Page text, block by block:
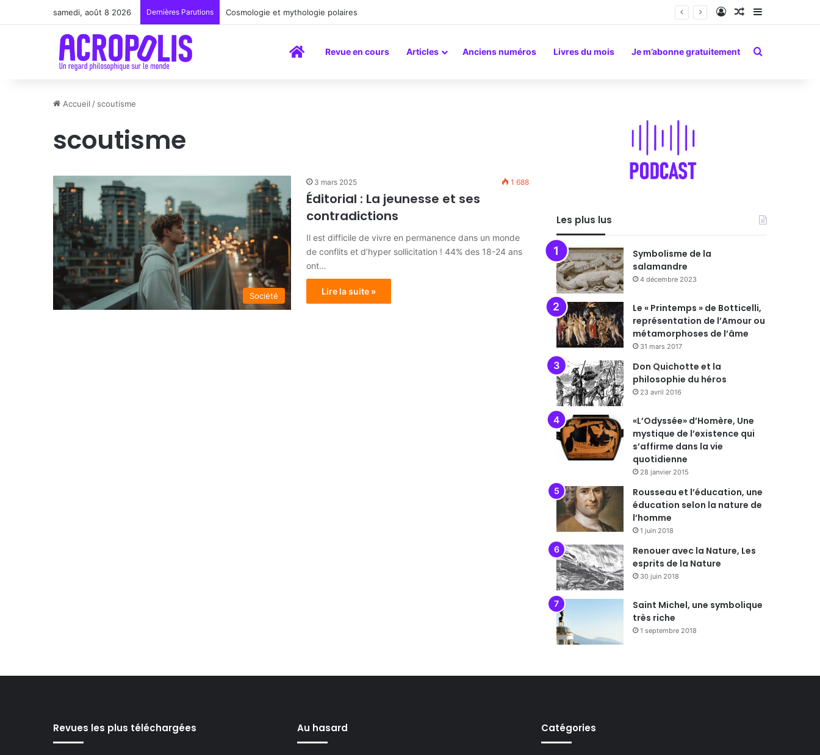
samedi, août 8 2026 Dernières Parutions Renoir : la peinture comme un art du lien Connexion
Article Aléatoire
Sidebar
AccueilRevue en cours Articles Anciens numéros Livres du mois Je m’abonne gratuitement Rechercher
Accueil / scoutisme
scoutisme
Société
3 mars 2025 1 688
Éditorial : La jeunesse et ses
contradictions
Il est difficile de vivre en permanence dans un monde
de conflits et d’hyper sollicitation ! 44% des 18-24 ans
ont…
Lire la suite »
Les plus lus
Symbolisme de la
salamandre
4 décembre 2023
Le « Printemps » de Botticelli,
représentation de l’Amour ou
métamorphoses de l’âme
31 mars 2017
Don Quichotte et la
philosophie du héros
23 avril 2016
«L’Odyssée» d’Homère, Une
mystique de l’existence qui
s’affirme dans la vie
quotidienne
28 janvier 2015
Rousseau et l’éducation, une
éducation selon la nature de
l’homme
1 juin 2018
Renouer avec la Nature, Les
esprits de la Nature
30 juin 2018
Saint Michel, une symbolique
très riche
1 septembre 2018
Revues les plus téléchargées Au hasard Catégories